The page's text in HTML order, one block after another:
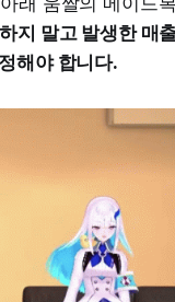
지 말고 발생한 매
해야 합니다.